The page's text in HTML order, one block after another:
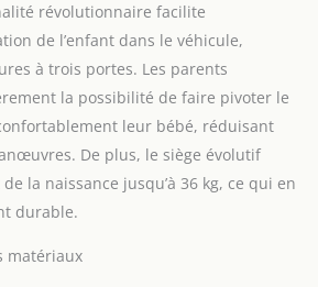
supérieure de la coque
du siège est fixée et
tendue sur un arceau du
véhicule à l'aide d'une
sangle à crochet.
𝐂𝐄𝐈𝐍𝐓𝐔𝐑𝐄𝐒 𝐃𝐄
𝐒É𝐂𝐔𝐑𝐈𝐓É 𝐄𝐓 𝐀𝐏𝐏𝐔𝐈𝐄-
𝐓Ê𝐓𝐄 : Avec le harnais
bien rembourré, la peau
protégée de manière
révolutionnaire facilite
de l’enfant dans le véhicule,
à trois portes. Les parents
la possibilité de faire pivoter le
leur bébé, réduisant
De plus, le siège évolutif
la naissance jusqu’à 36 kg, ce qui en
durable.
matériaux